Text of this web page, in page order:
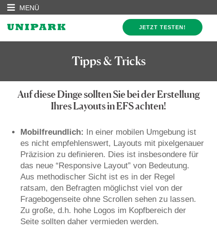
MENÜ
JETZT TESTEN!
Tipps & Tricks
Auf diese Dinge sollten Sie bei der Erstellung
Ihres Layouts in EFS achten!
Mobilfreundlich: In einer mobilen Umgebung ist
es nicht empfehlenswert, Layouts mit pixelgenauer
Präzision zu definieren. Dies ist insbesondere für
das neue “Responsive Layout” von Bedeutung.
Aus methodischer Sicht ist es in der Regel
ratsam, den Befragten möglichst viel von der
Fragebogenseite ohne Scrollen sehen zu lassen.
Zu große, d.h. hohe Logos im Kopfbereich der
Seite sollten daher vermieden werden.